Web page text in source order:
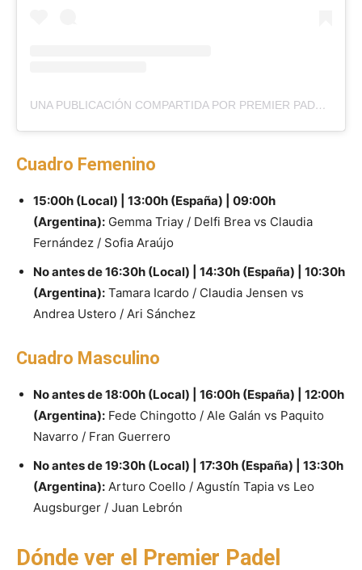
UNA PUBLICACIÓN COMPARTIDA POR PREMIER PADEL (@PREMIERPADEL)
Cuadro Femenino
15:00h (Local) | 13:00h (España) | 09:00h
(Argentina): Gemma Triay / Delfi Brea vs Claudia
Fernández / Sofia Araújo
No antes de 16:30h (Local) | 14:30h (España) | 10:30h
(Argentina): Tamara Icardo / Claudia Jensen vs
Andrea Ustero / Ari Sánchez
Cuadro Masculino
No antes de 18:00h (Local) | 16:00h (España) | 12:00h
(Argentina): Fede Chingotto / Ale Galán vs Paquito
Navarro / Fran Guerrero
No antes de 19:30h (Local) | 17:30h (España) | 13:30h
(Argentina): Arturo Coello / Agustín Tapia vs Leo
Augsburger / Juan Lebrón
Dónde ver el Premier Padel